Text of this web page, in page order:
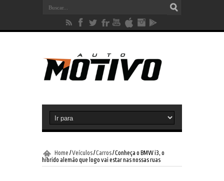
Home /Veículos/Carros/Conheça o BMW i3, o
híbrido alemão que logo vai estar nas nossas ruas